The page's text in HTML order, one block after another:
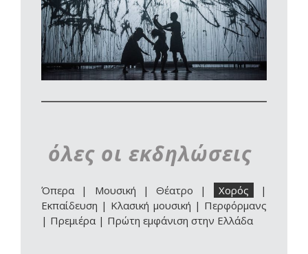
όλες οι εκδηλώσεις
Όπερα | Μουσική |Θέατρο | Χορός
|
Εκπαίδευση | Κλασική μουσική | Περφόρμανς
| Πρεμιέρα | Πρώτη εμφάνιση στην Ελλάδα